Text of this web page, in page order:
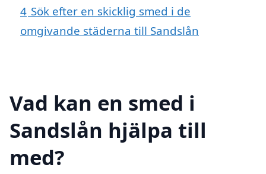
4 Sök efter en skicklig smed i de
omgivande städerna till Sandslån
Vad kan en smed i
Sandslån hjälpa till
med?